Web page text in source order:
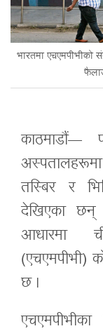
भारतमा एचएमपीभीको
काठमाडौं—
तस्बिर र
देखिएका छन्
आधारमा
(एचएमपीभी)
छ ।